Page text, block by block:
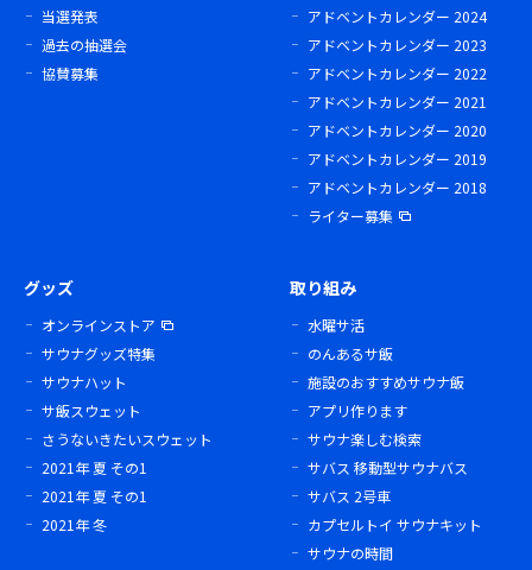
当選発表
過去の抽選会
協賛募集
アドベントカレンダー 2024
アドベントカレンダー 2023
アドベントカレンダー 2022
アドベントカレンダー 2021
アドベントカレンダー 2020
アドベントカレンダー 2019
アドベントカレンダー 2018
ライター募集
グッズ
オンラインストア
サウナグッズ特集
サウナハット
サ飯スウェット
さうないきたいスウェット
2021年 夏 その1
2021年 夏 その1
2021年 冬
取り組み
水曜サ活
のんあるサ飯
施設のおすすめサウナ飯
アプリ作ります
サウナ楽しむ検索
サバス 移動型サウナバス
サバス 2号車
カプセルトイ サウナキット
サウナの時間